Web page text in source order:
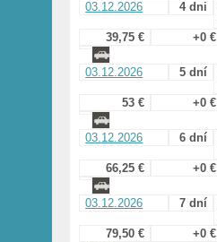
03.12.2026 4 dni
39,75 €
+0 €
03.12.2026 5 dní
53 €
+0 €
03.12.2026 6 dní
66,25 €
+0 €
03.12.2026 7 dní
79,50 €
+0 €